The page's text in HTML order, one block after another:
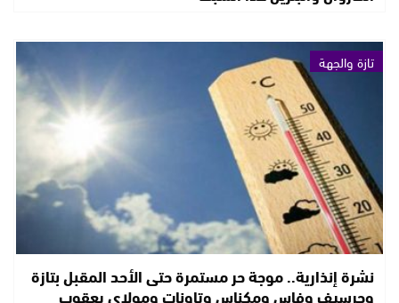
تازة والجهة
نشرة إنذارية.. موجة حر مستمرة حتى الأحد المقبل بتازة
وجرسيف وفاس ومكناس وتاونات ومولاي يعقوب